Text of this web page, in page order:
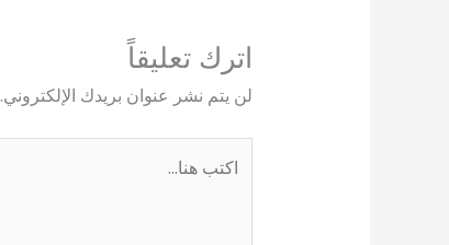
اترك تعليقاً
لن يتم نشر عنوان بريدك الإلكتروني.